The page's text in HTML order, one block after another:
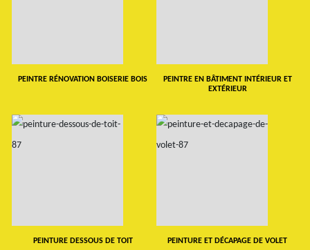
PEINTRE RÉNOVATION BOISERIE BOIS
PEINTRE EN BÂTIMENT INTÉRIEUR ET
EXTÉRIEUR
PEINTURE DESSOUS DE TOIT PEINTURE ET DÉCAPAGE DE VOLET